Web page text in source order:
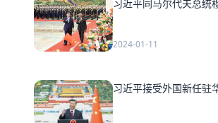
习近平同马尔代夫总统
2024-01-11
习近平接受外国新任驻